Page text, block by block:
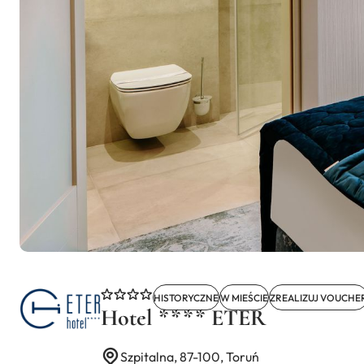
HISTORYCZNEW MIEŚCIEZREALIZUJ
Hotel **** ETER
Szpitalna, 87-100, Toruń